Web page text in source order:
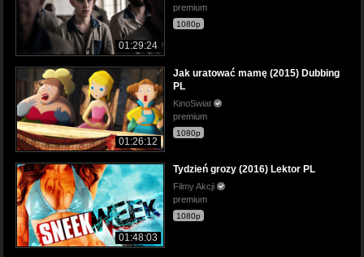
01:29:24
premium
1080p
01:26:12
Jak uratować mamę (2015) Dubbing
PL
KinoSwiat
premium
1080p
01:48:03
Tydzień grozy (2016) Lektor PL
Filmy Akcji
premium
1080p